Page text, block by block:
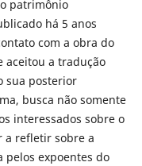
patrimônio
há 5 anos
com a obra do
aceitou a tradução
sua posterior
busca não somente
interessados sobre o
a refletir sobre a
expoentes do